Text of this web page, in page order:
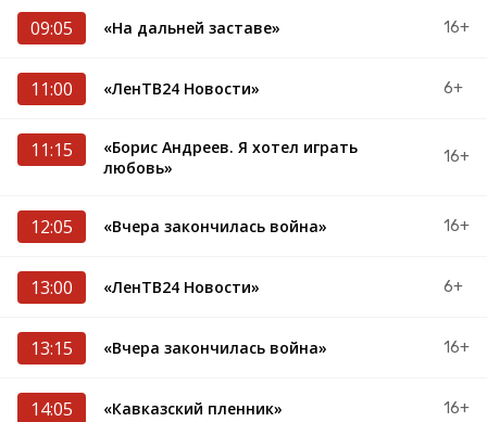
09:05 «На дальней заставе» 16+
11:00 «ЛенТВ24 Новости» 6+
11:15
«Борис Андреев. Я хотел играть
любовь»
16+
12:05 «Вчера закончилась война» 16+
13:00 «ЛенТВ24 Новости» 6+
13:15 «Вчера закончилась война» 16+
14:05 «Кавказский пленник» 16+